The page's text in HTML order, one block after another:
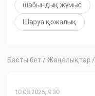
шабындық жұмыс
Шаруа қожалық
Басты бет / Жаңалықтар /
10.08.2026, 9:30